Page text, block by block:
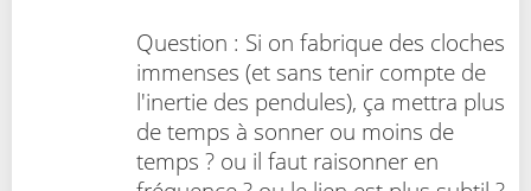
Question : Si on fabrique des cloches
immenses (et sans tenir compte de
l'inertie des pendules), ça mettra plus
de temps à sonner ou moins de
temps ? ou il faut raisonner en